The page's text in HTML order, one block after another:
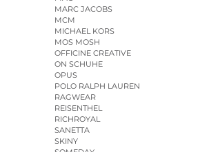
MARC JACOBS
MCM
MICHAEL KORS
MOS MOSH
OFFICINE CREATIVE
ON SCHUHE
OPUS
POLO RALPH LAUREN
RAGWEAR
REISENTHEL
RICHROYAL
SANETTA
SKINY